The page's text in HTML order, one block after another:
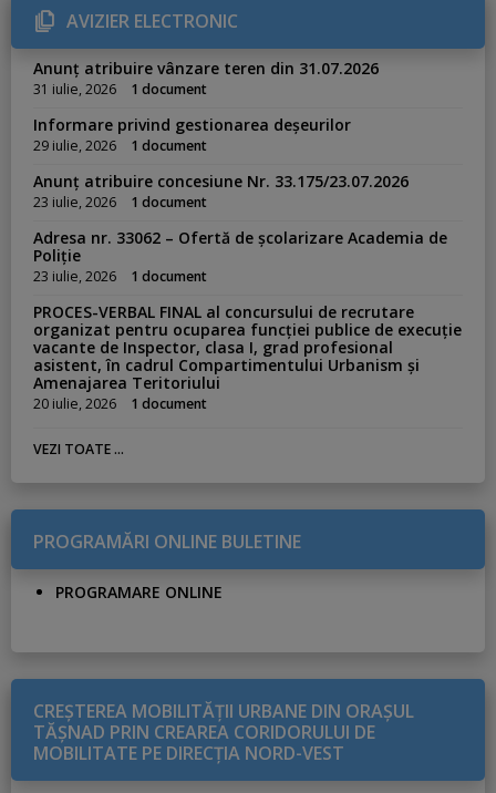
r
i
e
s
AVIZIER ELECTRONIC
Anunț atribuire vânzare teren din 31.07.2026
31 iulie, 2026 1 document
Informare privind gestionarea deșeurilor
29 iulie, 2026 1 document
Anunț atribuire concesiune Nr. 33.175/23.07.2026
23 iulie, 2026 1 document
Adresa nr. 33062 – Ofertă de școlarizare Academia de
Poliție
23 iulie, 2026 1 document
PROCES-VERBAL FINAL al concursului de recrutare
organizat pentru ocuparea funcției publice de execuție
vacante de Inspector, clasa I, grad profesional
asistent, în cadrul Compartimentului Urbanism și
Amenajarea Teritoriului
20 iulie, 2026 1 document
VEZI TOATE ...
PROGRAMĂRI ONLINE BULETINE
PROGRAMARE ONLINE
CREŞTEREA MOBILITĂŢII URBANE DIN ORAŞUL
TĂŞNAD PRIN CREAREA CORIDORULUI DE
MOBILITATE PE DIRECŢIA NORD-VEST